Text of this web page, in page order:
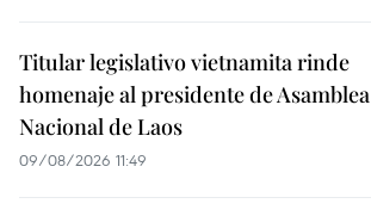
Titular legislativo vietnamita rinde
homenaje al presidente de Asamblea
Nacional de Laos
09/08/2026 11:49